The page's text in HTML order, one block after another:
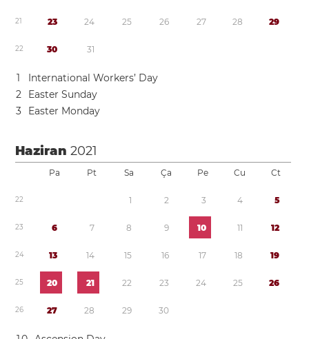
21 23 24 25 26 27 28 29
22 30 31
1
International Workers’ Day
2
Easter Sunday
3
Easter Monday
Haziran2021
Pa Pt Sa Ça Pe Cu Ct
22 1 2 3 4 5
23 6 7 8 9 10 11 12
24 13 14 15 16 17 18 19
25 20 21 22 23 24 25 26
26 27 28 29 30